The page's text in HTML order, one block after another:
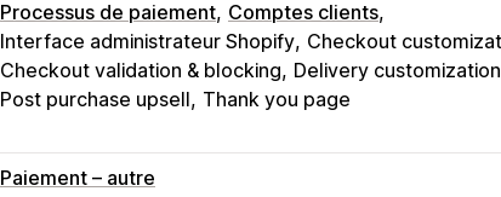
Processus de paiement Comptes clients
Interface administrateur Shopify Checkout
Checkout validation & blocking Delivery
Post purchase upsell Thank you page
Paiement – autre